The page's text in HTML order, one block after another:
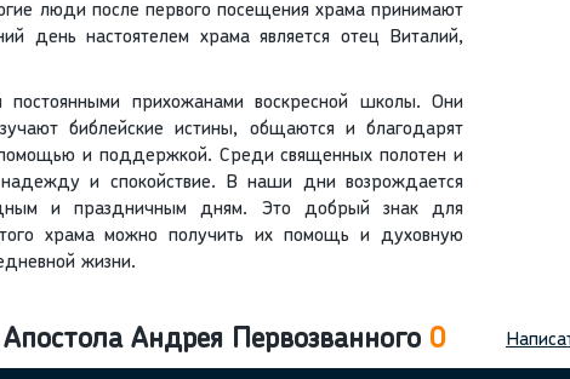
люди после первого посещения храма принимают
день настоятелем храма является отец Виталий,
прихожанами воскресной школы. Они
библейские истины, общаются и благодарят
и поддержкой. Среди священных полотен и
и спокойствие. В наши дни возрождается
и праздничным дням. Это добрый знак для
храма можно получить их помощь и духовную
жизни.
Андрея Первозванного 0